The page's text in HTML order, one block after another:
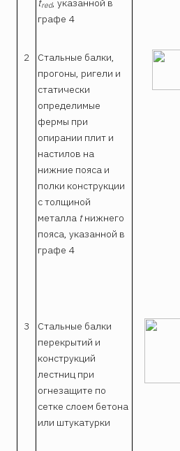
tred, указанной в
графе 4
2
Стальные балки,
прогоны, ригели и
статически
определимые
фермы при
опирании плит и
настилов на
нижние пояса и
полки конструкции
с толщиной
металла tнижнего
пояса, указанной в
графе 4
3
Стальные балки
перекрытий и
конструкций
лестниц при
огнезащите по
сетке слоем бетона
или штукатурки